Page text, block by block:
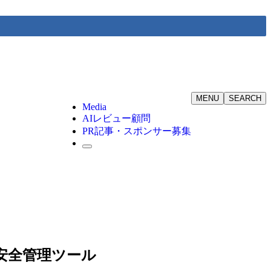
Media
AIレビュー顧問
PR記事・スポンサー募集
SEARCH
MENU
全管理ツール